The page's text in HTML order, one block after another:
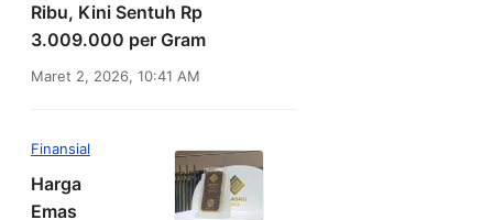
Ribu, Kini Sentuh Rp
3.009.000 per Gram
Maret 2, 2026, 10:41 AM
Finansial
Harga
Emas